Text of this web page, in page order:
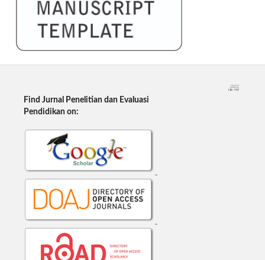
Find Jurnal Penelitian dan Evaluasi
Pendidikan on: